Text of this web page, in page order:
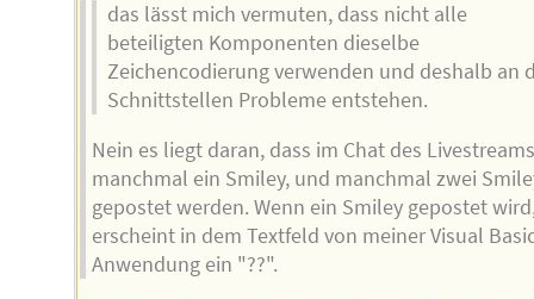
das lässt mich vermuten, dass nicht alle
beteiligten Komponenten dieselbe
Zeichencodierung verwenden und deshalb an
Schnittstellen Probleme entstehen.
Nein es liegt daran, dass im Chat des Livestreams
manchmal ein Smiley, und manchmal zwei
gepostet werden. Wenn ein Smiley gepostet
erscheint in dem Textfeld von meiner Visual
Anwendung ein "??".